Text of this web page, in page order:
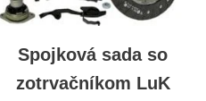
Spojková sada so
zotrvačníkom LuK